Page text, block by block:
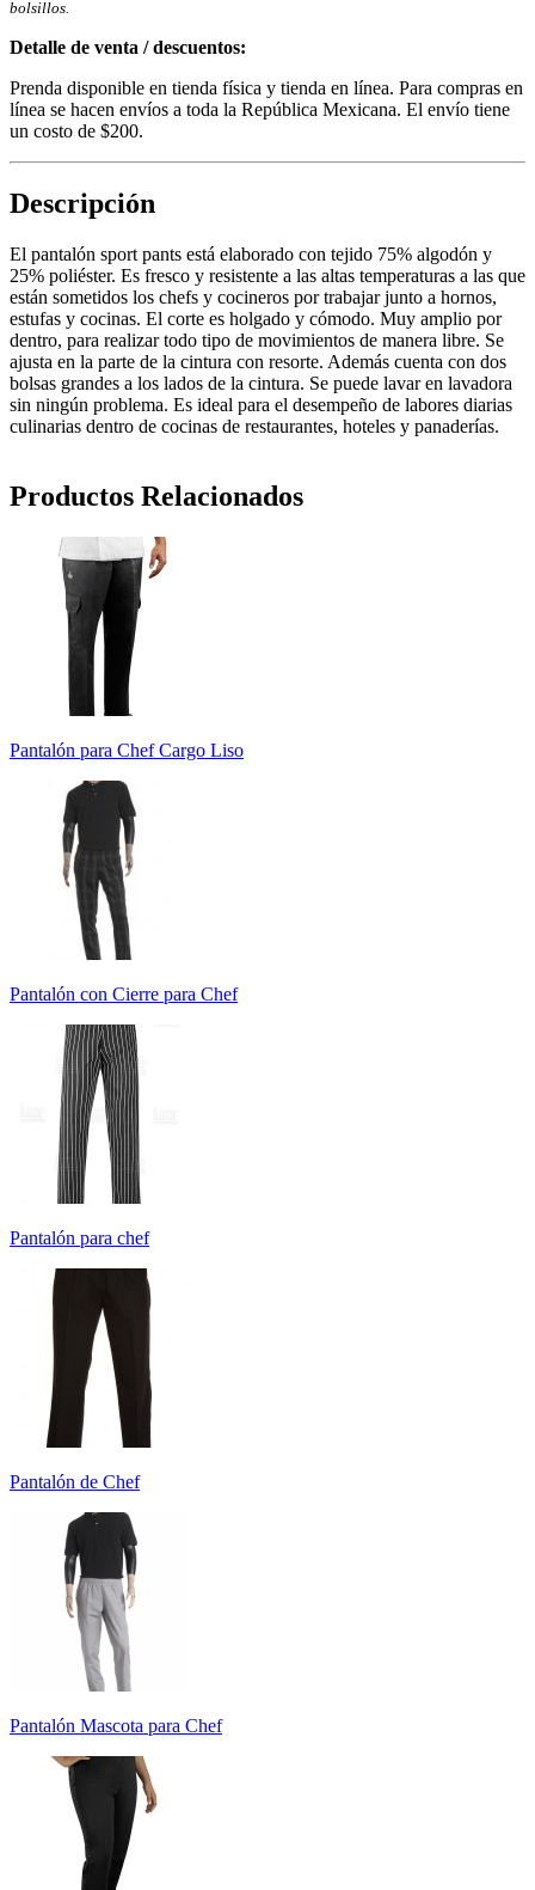
bolsillos.
Detalle de venta / descuentos:
Prenda disponible en tienda física y tienda en línea. Para compras en
línea se hacen envíos a toda la República Mexicana. El envío tiene
un costo de $200.
Descripción
El pantalón sport pants está elaborado con tejido 75% algodón y
25% poliéster. Es fresco y resistente a las altas temperaturas a las que
están sometidos los chefs y cocineros por trabajar junto a hornos,
estufas y cocinas. El corte es holgado y cómodo. Muy amplio por
dentro, para realizar todo tipo de movimientos de manera libre. Se
ajusta en la parte de la cintura con resorte. Además cuenta con dos
bolsas grandes a los lados de la cintura. Se puede lavar en lavadora
sin ningún problema. Es ideal para el desempeño de labores diarias
culinarias dentro de cocinas de restaurantes, hoteles y panaderías.
Productos Relacionados
Pantalón para Chef Cargo Liso
Pantalón con Cierre para Chef
Pantalón para chef
Pantalón de Chef
Pantalón Mascota para Chef